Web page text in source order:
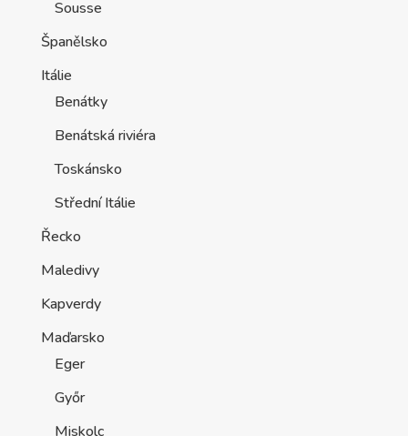
Sousse
Španělsko
Itálie
Benátky
Benátská riviéra
Toskánsko
Střední Itálie
Řecko
Maledivy
Kapverdy
Maďarsko
Eger
Győr
Miskolc